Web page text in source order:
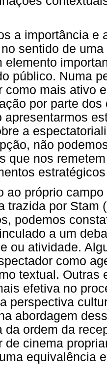
a importância e
sentido de
elemento
público. Numa
como mais ativo
por parte
apresentarmos
a
não
que nos
ao próprio
trazida por Stam
podemos
a um
ou atividade.
como
textual. Outras
efetiva no
perspectiva
abordagem
da ordem da
de cinema
equivalência